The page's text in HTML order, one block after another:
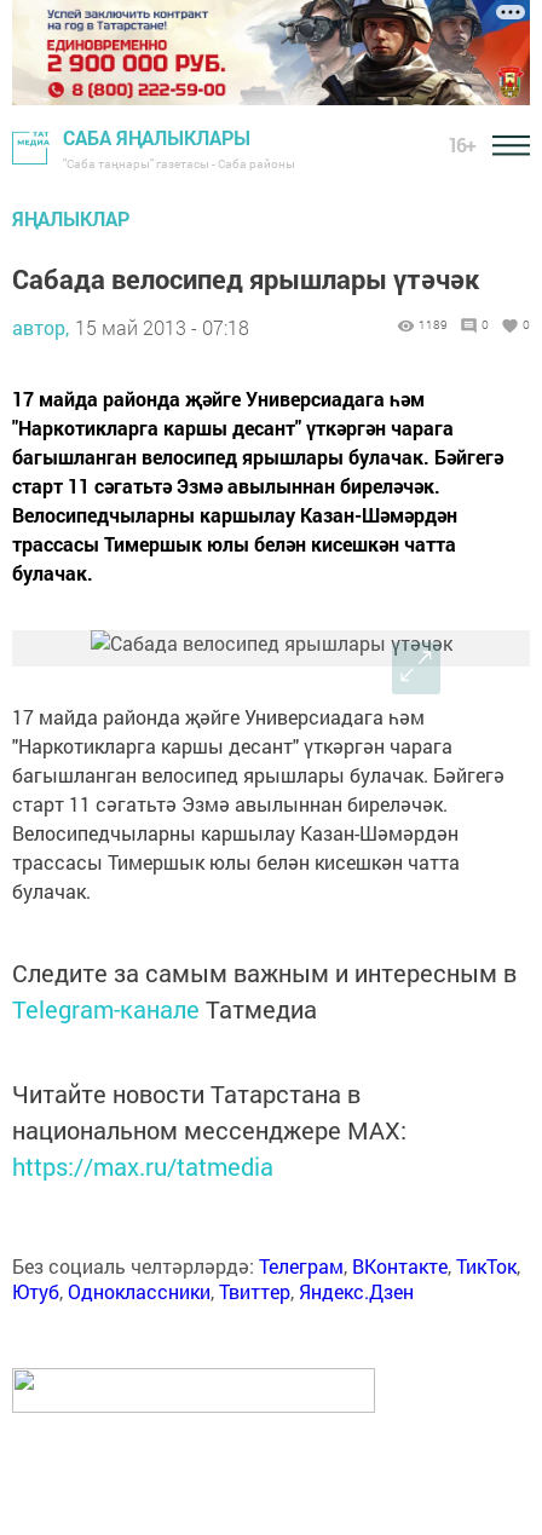
САБА ЯҢАЛЫКЛАРЫ
"Саба таңнары" газетасы - Саба районы
16+
ЯҢАЛЫКЛАР
Сабада велосипед ярышлары үтәчәк
автор, 15 май 2013 - 07:18 1189 0 0
17 майда районда җәйге Универсиадага һәм
"Наркотикларга каршы десант" үткәргән чарага
багышланган велосипед ярышлары булачак. Бәйгегә
старт 11 сәгатьтә Эзмә авылыннан биреләчәк.
Велосипедчыларны каршылау Казан-Шәмәрдән
трассасы Тимершык юлы белән кисешкән чатта
булачак.
17 майда районда җәйге Универсиадага һәм
"Наркотикларга каршы десант" үткәргән чарага
багышланган велосипед ярышлары булачак. Бәйгегә
старт 11 сәгатьтә Эзмә авылыннан биреләчәк.
Велосипедчыларны каршылау Казан-Шәмәрдән
трассасы Тимершык юлы белән кисешкән чатта
булачак.
Следите за самым важным и интересным в
Telegram-канале Татмедиа
Читайте новости Татарстана в
национальном мессенджере MАХ:
https://max.ru/tatmedia
Без социаль челтәрләрдә: Телеграм, ВКонтакте,ТикТок,
Ютуб,Одноклассники,Твиттер, Яндекс.Дзен